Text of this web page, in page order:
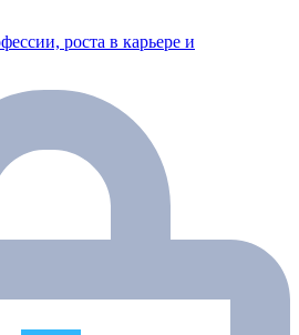
роста в карьере и